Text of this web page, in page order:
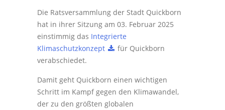
Die Ratsversammlung der Stadt Quickborn
hat in ihrer Sitzung am 03. Februar 2025
einstimmig das Integrierte
Klimaschutzkonzept
für Quickborn
verabschiedet.
Damit geht Quickborn einen wichtigen
Schritt im Kampf gegen den Klimawandel,
der zu den größten globalen